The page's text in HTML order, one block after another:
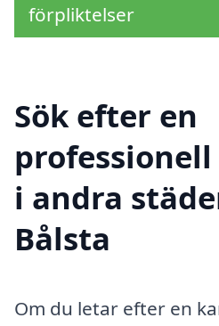
förpliktelser
Sök efter en
i andra
Bålsta
Om du letar efter en